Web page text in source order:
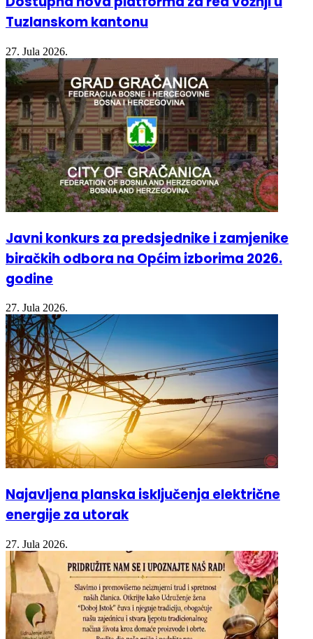
Dostupna nova platforma za red vožnji u
Tuzlanskom kantonu
27. Jula 2026.
Javni konkurs za predsjednike i zamjenike
biračkih odbora na Općim izborima 2026.
godine
27. Jula 2026.
Najavljena planska isključenja električne
energije za utorak
27. Jula 2026.